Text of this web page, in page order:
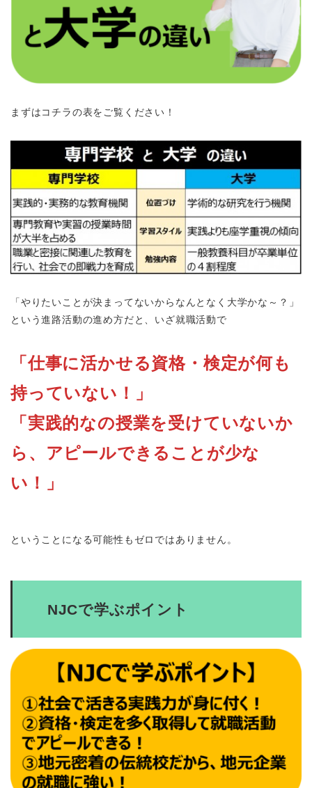
まずはコチラの表をご覧ください！
「やりたいことが決まってないからなんとなく大学かな～？」
という進路活動の進め方だと、いざ就職活動で
「仕事に活かせる資格・検定が何も
持っていない！」
「実践的なの授業を受けていないか
ら、アピールできることが少な
い！」
ということになる可能性もゼロではありません。
NJCで学ぶポイント